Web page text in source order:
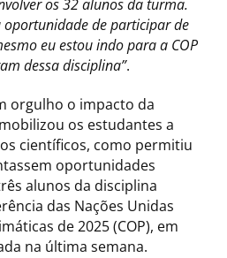
os 32 alunos da turma.
de participar de
eu estou indo para a COP
dessa disciplina”.
orgulho o impacto da
os estudantes a
científicos, como permitiu
oportunidades
alunos da disciplina
das Nações Unidas
de 2025 (COP), em
na última semana.